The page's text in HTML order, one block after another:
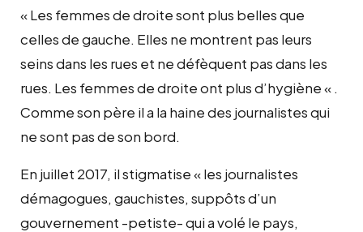
« Les femmes de droite sont plus belles que
celles de gauche. Elles ne montrent pas leurs
seins dans les rues et ne défèquent pas dans les
rues. Les femmes de droite ont plus d’hygiène « .
Comme son père il a la haine des journalistes qui
ne sont pas de son bord.
En juillet 2017, il stigmatise « les journalistes
démagogues, gauchistes, suppôts d’un
gouvernement -petiste- qui a volé le pays,